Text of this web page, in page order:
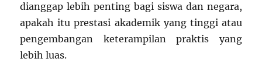
dianggap lebih penting bagi siswa dan negara,
apakah itu prestasi akademik yang tinggi atau
pengembangan keterampilan praktis yang
lebih luas.